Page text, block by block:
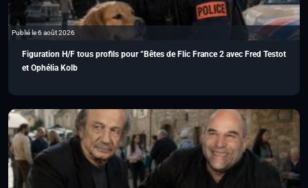
Publié le 6 août 2026
Figuration H/F tous profils pour “Bêtes de Flic France 2 avec Fred Testot
et Ophélia Kolb